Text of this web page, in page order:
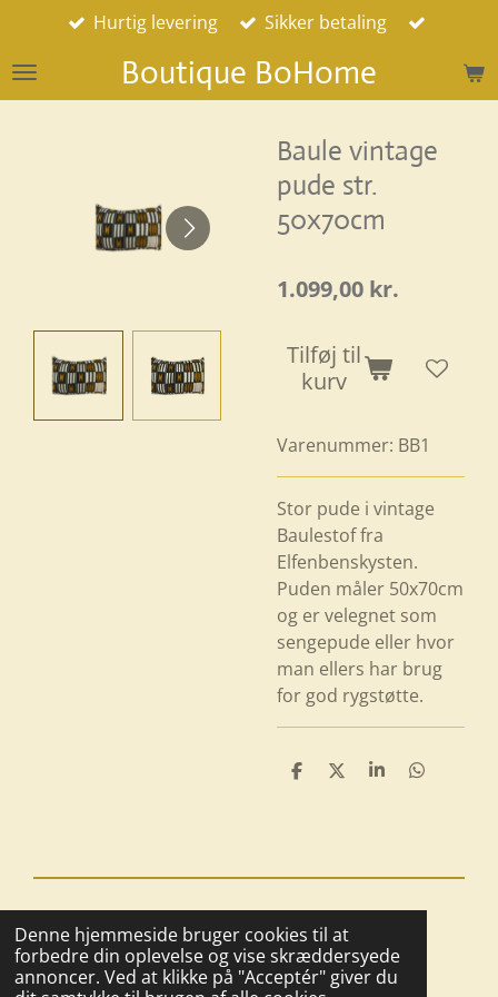
Denne hjemmeside bruger cookies til at
forbedre din oplevelse og vise skræddersyede
annoncer. Ved at klikke på "Acceptér" giver du
hovedindholdBoutique BoHome
Hurtig levering Sikker betaling
Baule vintage
pude str.
50x70cm
1.099,00 kr.
Tilføj til
kurv
Varenummer: BB1
Stor pude i vintage
Baulestof fra
Elfenbenskysten.
Puden måler 50x70cm
og er velegnet som
sengepude eller hvor
man ellers har brug
for god rygstøtte.
D
D
D
D
© 2025 - 2026 Boutique BoHome
Drevet afWebador